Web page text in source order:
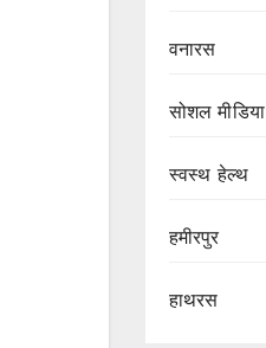
वनारस
सोशल मीडिया
स्वस्थ हेल्थ
हमीरपुर
हाथरस